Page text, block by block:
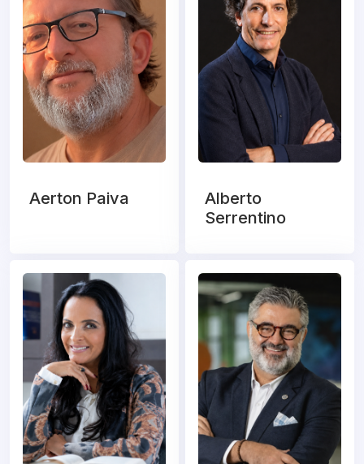
Aerton Paiva
Alberto
Serrentino